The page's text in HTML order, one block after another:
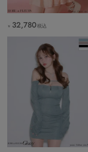
￥ 32,780税込